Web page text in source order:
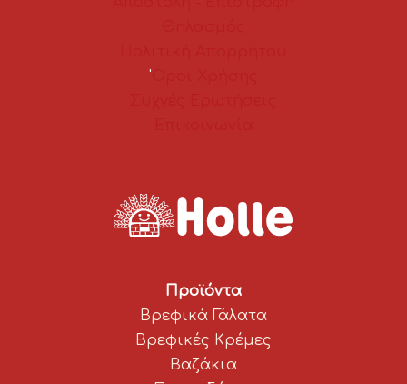
'
Προϊόντα
Βρεφικά Γάλατα
Βρεφικές Κρέμες
Βαζάκια